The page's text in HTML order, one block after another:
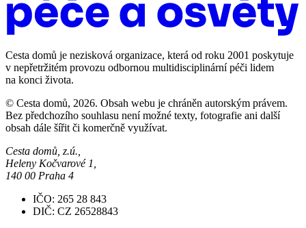
Cesta domů je nezisková organizace, která od roku 2001 poskytuje
v nepřetržitém provozu odbornou multidisciplinární péči lidem
na konci života.
© Cesta domů, 2026. Obsah webu je chráněn autorským právem.
Bez předchozího souhlasu není možné texty, fotografie ani další
obsah dále šířit či komerčně využívat.
Cesta domů, z.ú.,
Heleny Kočvarové 1,
140 00 Praha 4
IČO: 265 28 843
DIČ: CZ 26528843